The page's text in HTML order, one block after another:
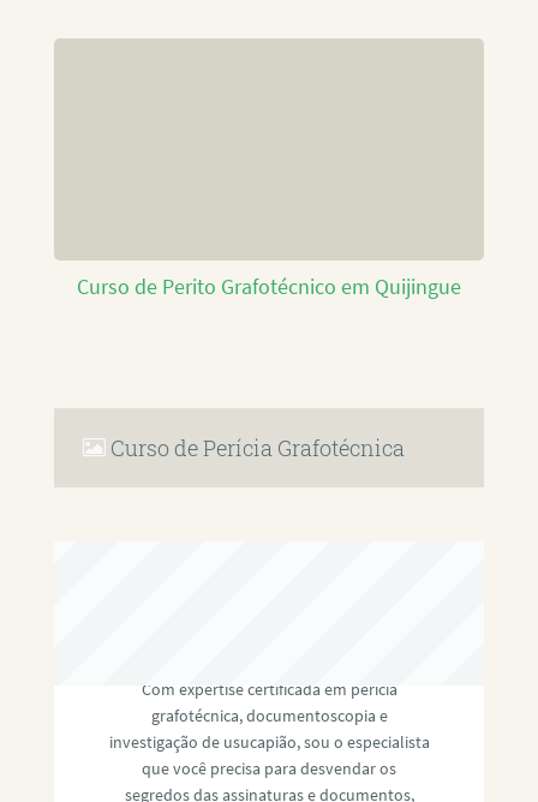
Curso de Perito Grafotécnico em Quijingue
Curso de Perícia Grafotécnica
Com expertise certificada em perícia
grafotécnica, documentoscopia e
investigação de usucapião, sou o especialista
que você precisa para desvendar os
segredos das assinaturas e documentos,